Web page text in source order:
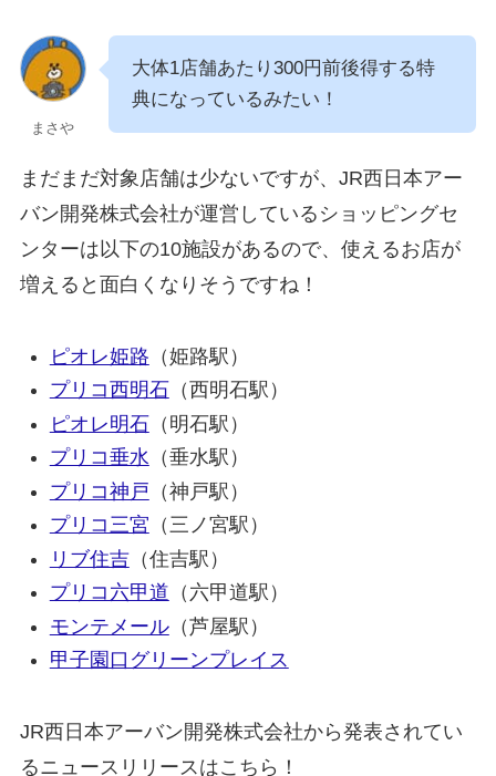
まさや
大体1店舗あたり300円前後得する特
典になっているみたい！
まだまだ対象店舗は少ないですが、JR西日本アー
バン開発株式会社が運営しているショッピングセ
ンターは以下の10施設があるので、使えるお店が
増えると面白くなりそうですね！
ピオレ姫路 （姫路駅）
プリコ西明石（西明石駅）
ピオレ明石（明石駅）
プリコ垂水 （垂水駅）
プリコ神戸 （神戸駅）
プリコ三宮 （三ノ宮駅）
リブ住吉（住吉駅）
プリコ六甲道 （六甲道駅）
モンテメール（芦屋駅）
甲子園口グリーンプレイス
JR西日本アーバン開発株式会社から発表されてい
るニュースリリースはこちら！